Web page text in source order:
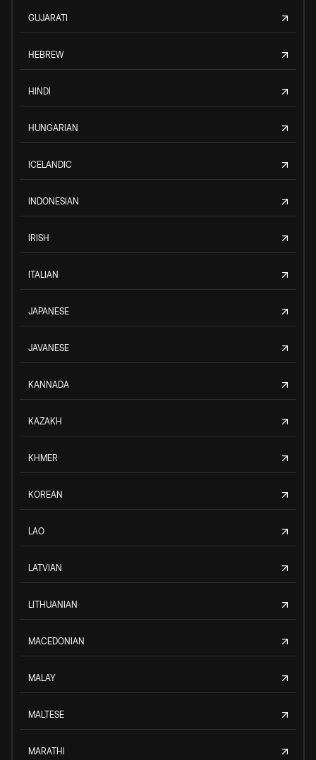
GUJARATI
HEBREW
HINDI
HUNGARIAN
ICELANDIC
INDONESIAN
IRISH
ITALIAN
JAPANESE
JAVANESE
KANNADA
KAZAKH
KHMER
KOREAN
LAO
LATVIAN
LITHUANIAN
MACEDONIAN
MALAY
MALTESE
MARATHI